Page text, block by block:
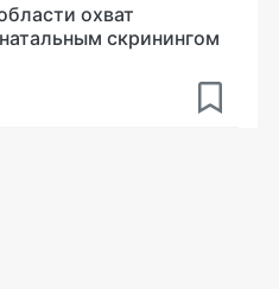
охват
скринингом